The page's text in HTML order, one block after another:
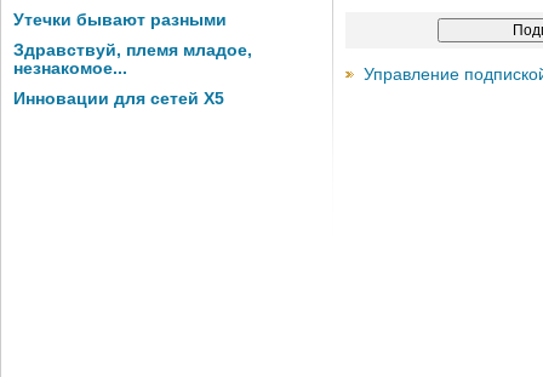
Утечки бывают разными
Здравствуй, племя младое,
незнакомое...
Инновации для сетей X5
Управление